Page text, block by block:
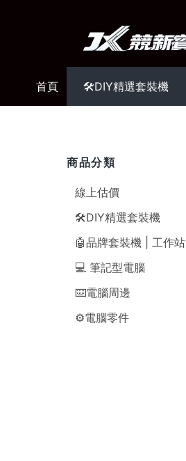
首頁 🛠️DIY精選套裝機
商品分類
線上估價
🛠️DIY精選套裝機
🤖品牌套裝機 | 工作站
💻 筆記型電腦
⌨️電腦周邊
⚙️電腦零件